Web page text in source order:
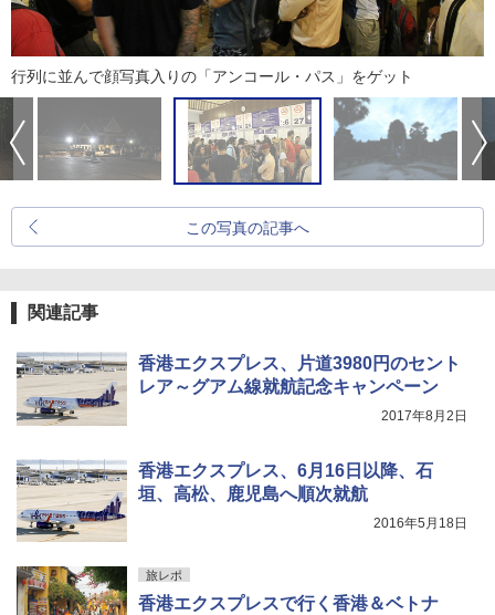
行列に並んで顔写真入りの「アンコール・パス」をゲット
この写真の記事へ
関連記事
香港エクスプレス、片道3980円のセント
レア～グアム線就航記念キャンペーン
2017年8月2日
香港エクスプレス、6月16日以降、石
垣、高松、鹿児島へ順次就航
2016年5月18日
旅レポ
香港エクスプレスで行く香港＆ベトナ